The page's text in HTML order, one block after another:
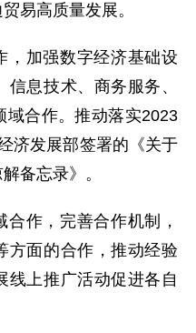
易高质量发展。
加强数字经济基础设
息技术、商务服务、
域合作。推动落实2023
济发展部签署的《关于
备忘录》。
作，完善合作机制，
方面的合作，推动经验
线上推广活动促进各自